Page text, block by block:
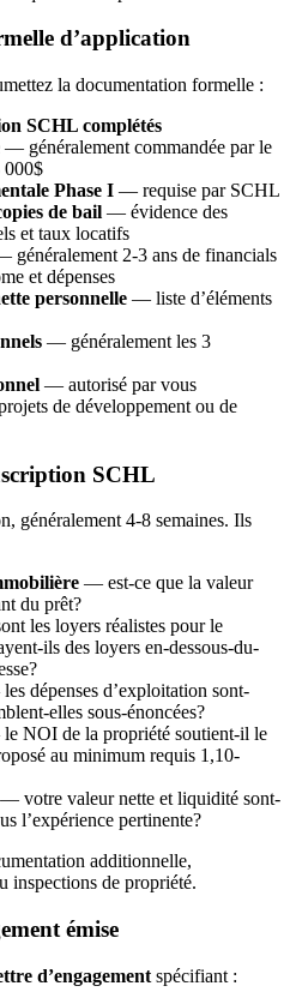
d’application
la documentation formelle :
SCHL complétés
— généralement commandée par le
000$
Phase I — requise par SCHL
de bail — évidence des
et taux locatifs
généralement 2-3 ans de financials
et dépenses
personnelle — liste d’éléments
— généralement les 3
— autorisé par vous
de développement ou de
SCHL
généralement 4-8 semaines. Ils
— est-ce que la valeur
du prêt?
les loyers réalistes pour le
ils des loyers en-dessous-du-
dépenses d’exploitation sont-
elles sous-énoncées?
NOI de la propriété soutient-il le
au minimum requis 1,10-
— votre valeur nette et liquidité sont-
l’expérience pertinente?
additionnelle,
inspections de propriété.
émise
d’engagement spécifiant :